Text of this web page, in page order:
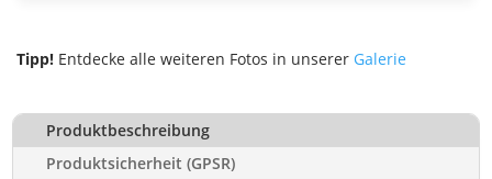
Tipp! Entdecke alle weiteren Fotos in unserer Galerie
Produktbeschreibung
Produktsicherheit (GPSR)